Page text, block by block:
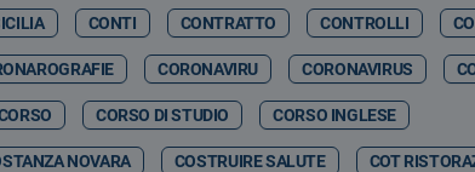
CONTI CONTRATTO CONTROLLI
CORONAVIRU CORONAVIRUS
CORSO DI STUDIO CORSO INGLESE
NOVARA COSTRUIRE SALUTE COT